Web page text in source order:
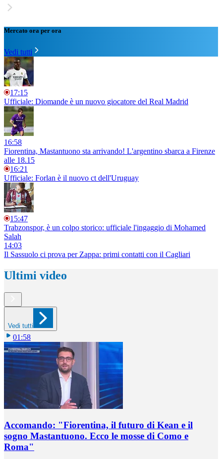
Mercato ora per ora
Vedi tutti
17:15
Ufficiale: Diomande è un nuovo giocatore del Real Madrid
16:58
Fiorentina, Mastantuono sta arrivando! L'argentino sbarca a Firenze
alle 18.15
16:21
Ufficiale: Forlan è il nuovo ct dell'Uruguay
15:47
Trabzonspor, è un colpo storico: ufficiale l'ingaggio di Mohamed
Salah
14:03
Il Sassuolo ci prova per Zappa: primi contatti con il Cagliari
Ultimi video
Vedi tutti
01:58
Accomando: "Fiorentina, il futuro di Kean e il
sogno Mastantuono. Ecco le mosse di Como e
Roma"